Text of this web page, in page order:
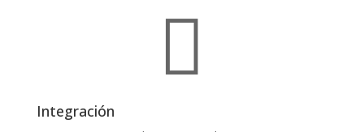

Integración